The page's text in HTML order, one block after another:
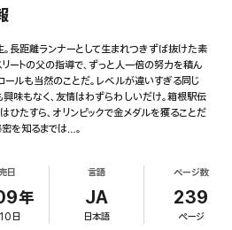
長距離ランナーとして生まれつきずば抜けた素
ートの父の指導で、ずっと人一倍の努力を積ん
ールも当然のことだ。レベルが違いすぎる同じ
味もなく、友情はわずらわしいだけ。箱根駅伝
ひたすら、オリンピックで金メダルを獲ることだ
を知るまでは…。
日
年
日
言語
JA
日本語
ページ数
239
ページ